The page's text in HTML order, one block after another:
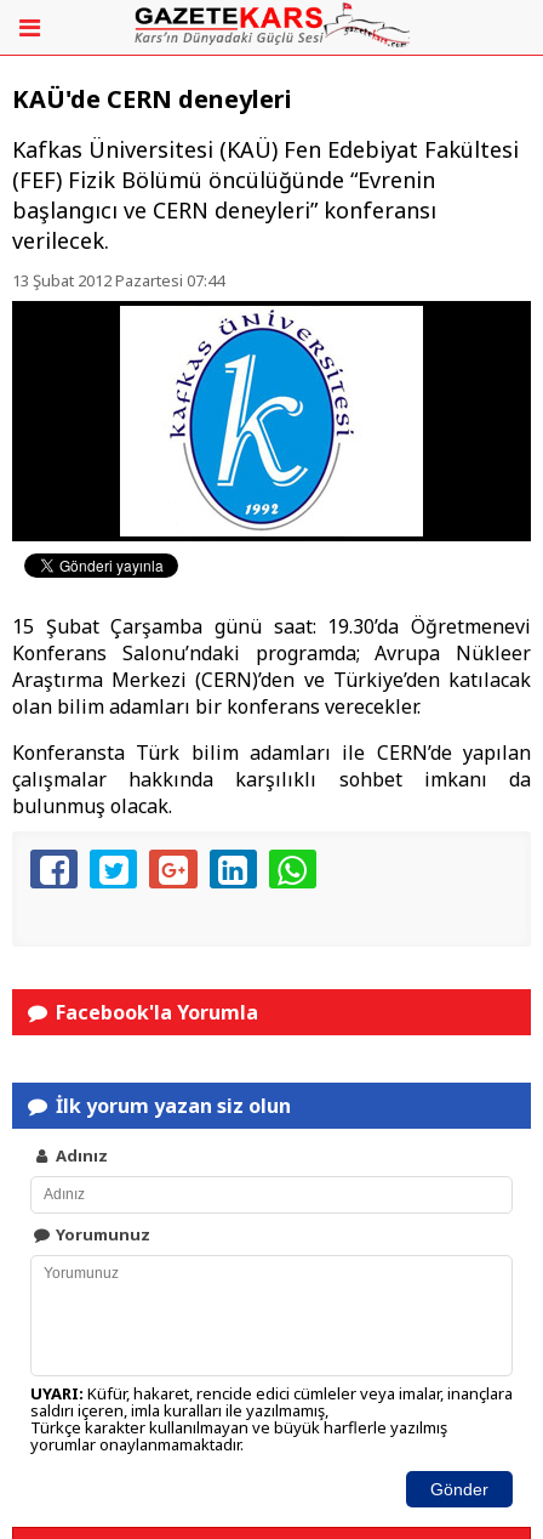
KAÜ'de CERN deneyleri
Kafkas Üniversitesi (KAÜ) Fen Edebiyat Fakültesi
(FEF) Fizik Bölümü öncülüğünde “Evrenin
başlangıcı ve CERN deneyleri” konferansı
verilecek.
13 Şubat 2012 Pazartesi 07:44
15 Şubat Çarşamba günü saat: 19.30’da Öğretmenevi
Konferans Salonu’ndaki programda; Avrupa Nükleer
Araştırma Merkezi (CERN)’den ve Türkiye’den katılacak
olan bilim adamları bir konferans verecekler.
Konferansta Türk bilim adamları ile CERN’de yapılan
çalışmalar hakkında karşılıklı sohbet imkanı da
bulunmuş olacak.
Facebook'la Yorumla
İlk yorum yazan siz olun
Adınız
Yorumunuz
UYARI: Küfür, hakaret, rencide edici cümleler veya imalar, inançlara
saldırı içeren, imla kuralları ile yazılmamış,
Türkçe karakter kullanılmayan ve büyük harflerle yazılmış
yorumlar onaylanmamaktadır.
Gönder